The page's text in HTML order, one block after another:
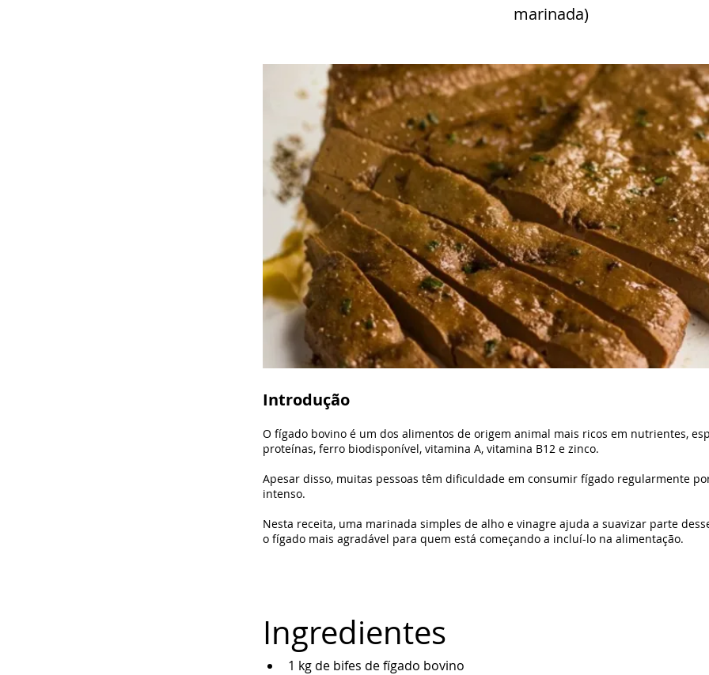
marinada)
Introdução
O fígado bovino é um dos alimentos de origem animal mais ricos em nutrientes,
proteínas, ferro biodisponível, vitamina A, vitamina B12 e zinco.
Apesar disso, muitas pessoas têm dificuldade em consumir fígado regularmente
intenso.
Nesta receita, uma marinada simples de alho e vinagre ajuda a suavizar parte
o fígado mais agradável para quem está começando a incluí-lo na alimentação.
Ingredientes
1 kg de bifes de fígado bovino